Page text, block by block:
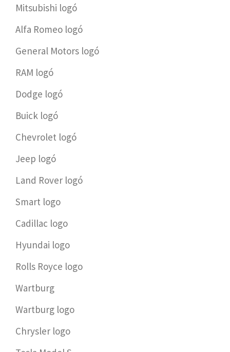
Mitsubishi logó
Alfa Romeo logó
General Motors logó
RAM logó
Dodge logó
Buick logó
Chevrolet logó
Jeep logó
Land Rover logó
Smart logo
Cadillac logo
Hyundai logo
Rolls Royce logo
Wartburg
Wartburg logo
Chrysler logo